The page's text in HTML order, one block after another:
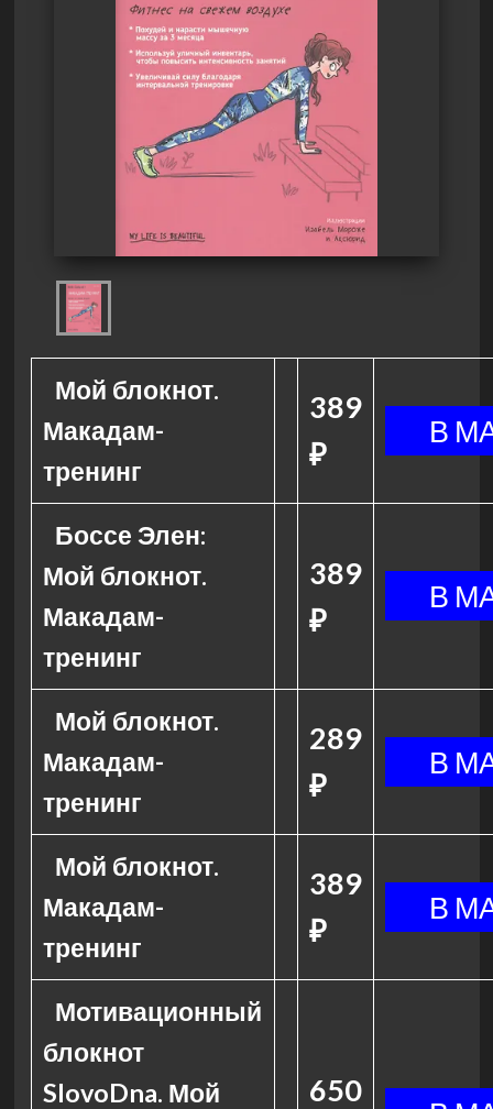
Мой блокнот.
Макадам-
тренинг
389
₽
Боссе Элен:
Мой блокнот.
Макадам-
тренинг
389
₽
Мой блокнот.
Макадам-
тренинг
289
₽
Мой блокнот.
Макадам-
тренинг
389
₽
Мотивационный
блокнот
SlovoDna. Мой
650